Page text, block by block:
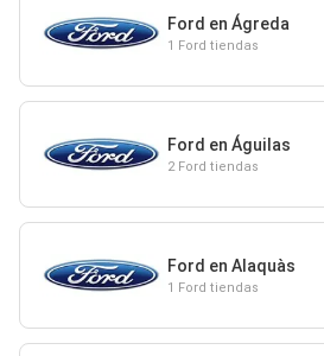
Ford en Ágreda
1 Ford tiendas
Ford en Águilas
2 Ford tiendas
Ford en Alaquàs
1 Ford tiendas